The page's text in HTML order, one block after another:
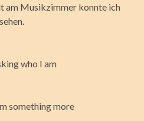
am Musikzimmer konnte ich
who I am
something more